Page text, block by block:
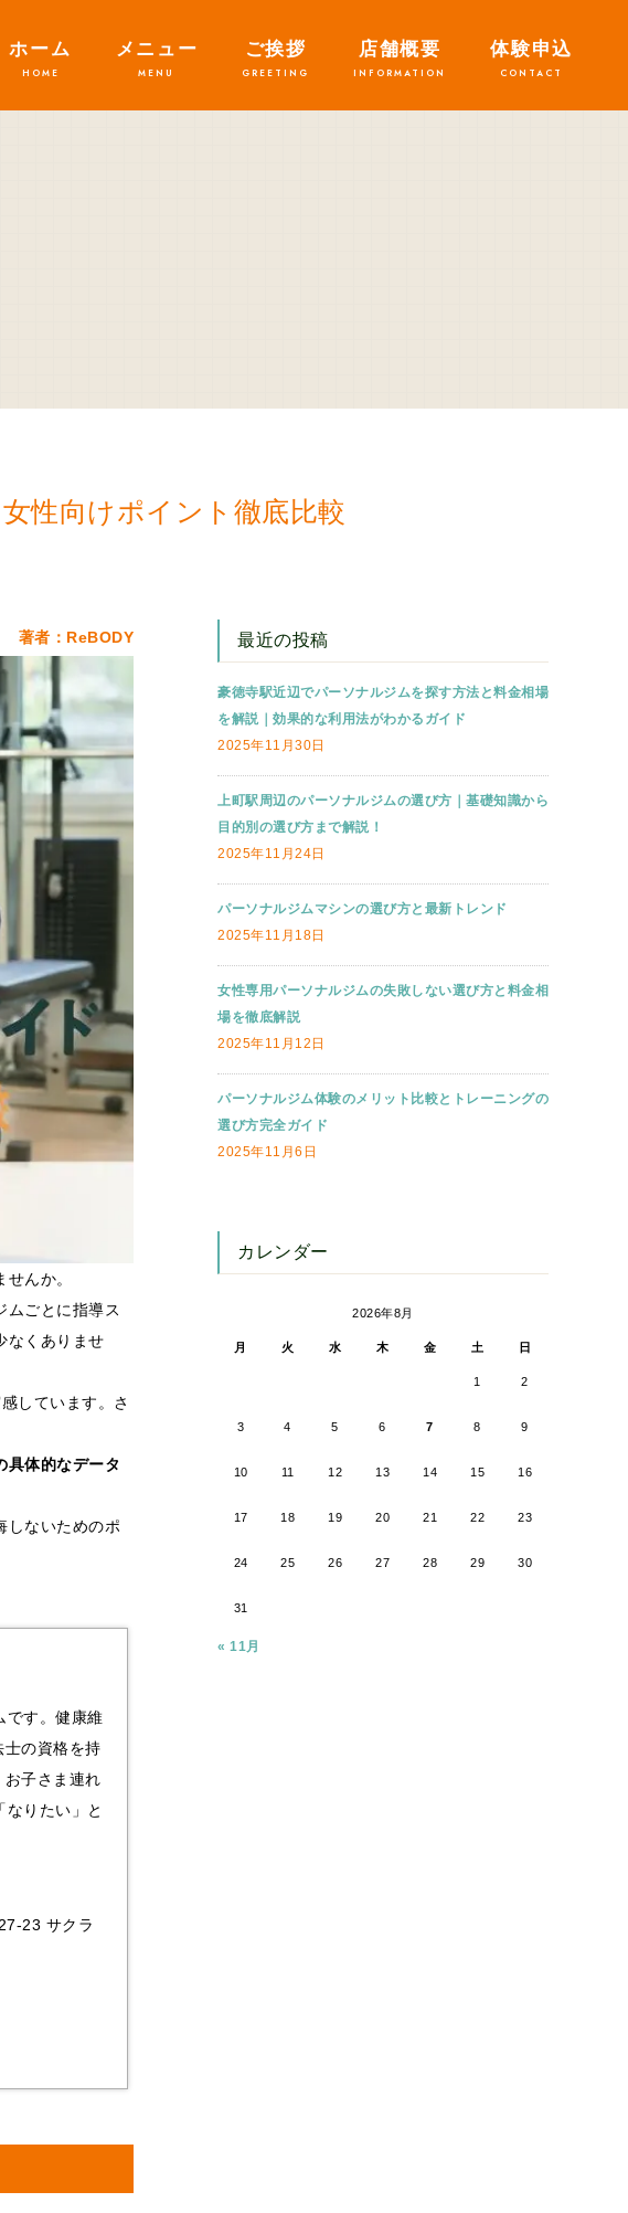
ホーム メニュー ご挨拶 店舗概要 体験申込
性向けポイント徹底比較
著者：ReBODY
んか。
ムごとに指導ス
なくありませ
しています。さ
具体的なデータ
しないためのポ
です。健康維
の資格を持
子さま連れ
りたい」と
23 サクラ
最近の投稿
豪徳寺駅近辺でパーソナルジムを探す方法と料金相場
を解説｜効果的な利用法がわかるガイド
2025年11月30日
上町駅周辺のパーソナルジムの選び方｜基礎知識から
目的別の選び方まで解説！
2025年11月24日
パーソナルジムマシンの選び方と最新トレンド
2025年11月18日
女性専用パーソナルジムの失敗しない選び方と料金相
場を徹底解説
2025年11月12日
パーソナルジム体験のメリット比較とトレーニングの
選び方完全ガイド
2025年11月6日
カレンダー
2026年8月
月 火 水 木 金 土 日
1 2
3 4 5 6 7 8 9
10 11 12 13 14 15 16
17 18 19 20 21 22 23
24 25 26 27 28 29 30
31
« 11月